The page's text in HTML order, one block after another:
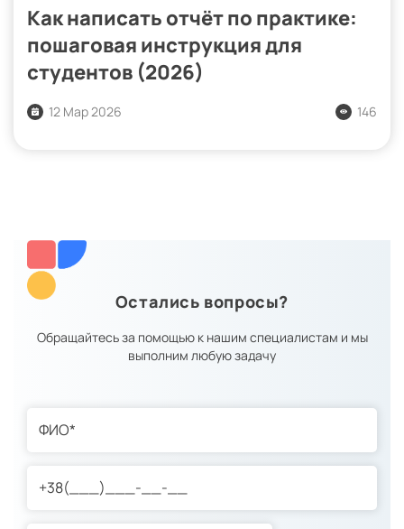
Как написать отчёт по практике:
пошаговая инструкция для
студентов (2026)
12 Мар 2026 146
Остались вопросы?
Обращайтесь за помощью к нашим специалистам и мы
выполним любую задачу